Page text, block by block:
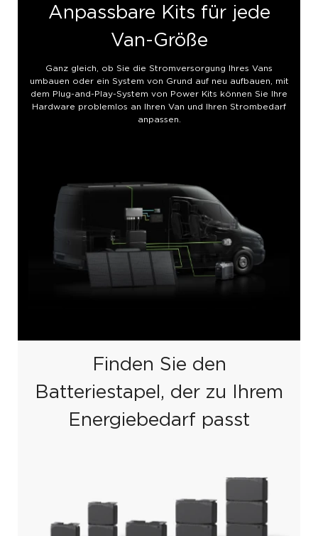
Anpassbare Kits für jede
Van-Größe
Ganz gleich, ob Sie die Stromversorgung Ihres Vans
umbauen oder ein System von Grund auf neu aufbauen, mit
dem Plug-and-Play-System von Power Kits können Sie Ihre
Hardware problemlos an Ihren Van und Ihren Strombedarf
anpassen.
Finden Sie den
Batteriestapel, der zu Ihrem
Energiebedarf passt